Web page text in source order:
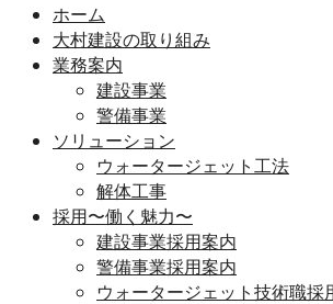
ホーム
大村建設の取り組み
業務案内
建設事業
警備事業
ソリューション
ウォータージェット工法
解体工事
採用〜働く魅力〜
建設事業採用案内
警備事業採用案内
ウォータージェット技術職採